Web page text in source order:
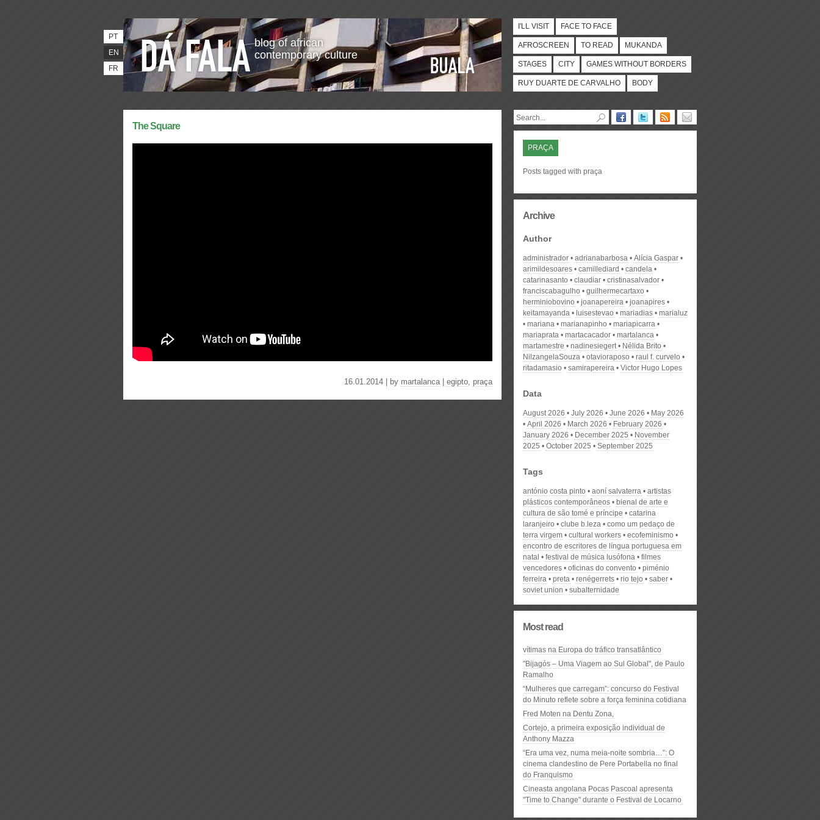
blog of african
contemporary culture
PT
EN
FR
I'LL VISIT FACE TO FACE
AFROSCREEN TO READ MUKANDA
STAGES CITY GAMES WITHOUT BORDERS
RUY DUARTE DE CARVALHO BODY
The Square
16.01.2014 | by martalanca| egipto, praça
PRAÇA
Posts tagged with praça
Archive
Author
administrador adrianabarbosa
Alícia Gaspar
arimildesoares
camillediard
candela
catarinasanto
claudiar
cristinasalvador
franciscabagulho
guilhermecartaxo
herminiobovino
joanapereira
joanapires
keitamayanda
luisestevao mariadias
marialuz
mariana
marianapinho
mariapicarra
mariaprata
martacacador
martalanca
martamestre
nadinesiegert
Nélida Brito
NilzangelaSouza
otavioraposo
raul f. curvelo
ritadamasio
samirapereira Victor Hugo Lopes
Data
August 2026 July 2026 June 2026
May 2026
April 2026
March 2026
February 2026
January 2026
December 2025
November
2025
October 2025 September 2025
Tags
antónio costa pinto aoní salvaterra
artistas
plásticos contemporâneos
bienal de arte e
cultura de são tomé e príncipe
catarina
laranjeiro
clube b.leza
como um pedaço de
terra virgem
cultural workers
ecofeminismo
encontro de escritores de língua portuguesa em
natal
festival de música lusófona
filmes
vencedores
oficinas do convento
piménio
ferreira
preta renégerrets rio tejo
saber
soviet union
subalternidade
Most read
vítimas na Europa do tráfico transatlântico
"Bijagós – Uma Viagem ao Sul Global", de Paulo
Ramalho
“Mulheres que carregam”: concurso do Festival
do Minuto reflete sobre a força feminina cotidiana
Fred Moten na Dentu Zona,
Cortejo, a primeira exposição individual de
Anthony Mazza
“Era uma vez, numa meia-noite sombria…”: O
cinema clandestino de Pere Portabella no final
do Franquismo
Cineasta angolana Pocas Pascoal apresenta
"Time to Change" durante o Festival de Locarno